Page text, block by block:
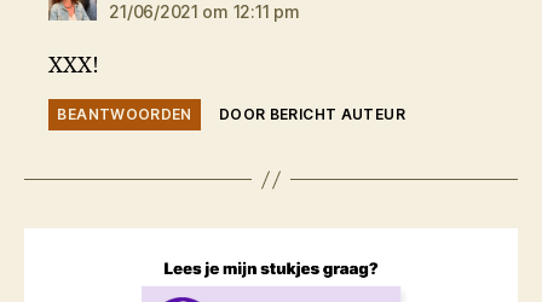
21/06/2021 om 12:11 pm
XXX!
BEANTWOORDEN DOOR BERICHT AUTEUR